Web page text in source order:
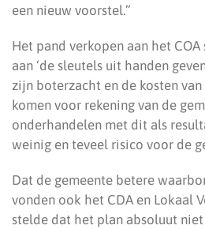
een nieuw voorstel.”
Het pand verkopen aan het
aan ‘de sleutels uit handen
zijn boterzacht en de kosten
komen voor rekening van de
onderhandelen met dit als
weinig en teveel risico voor de
Dat de gemeente betere
vonden ook het CDA en Lokaal
stelde dat het plan absoluut